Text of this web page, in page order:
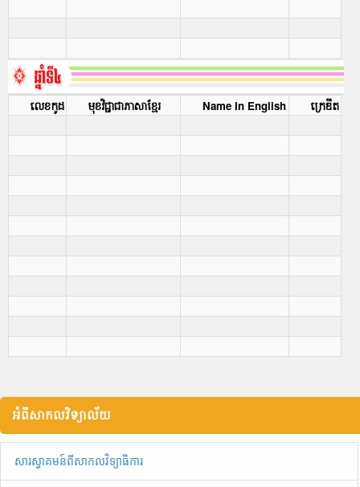
លេខកូដ មុខវិជ្ជាជាភាសាខ្មែរ Name In English ក្រេឌីត
អំពីសាកលវិទ្យាល័យ
សារស្វាគមន៍ពីសាកលវិទ្យាធិការ